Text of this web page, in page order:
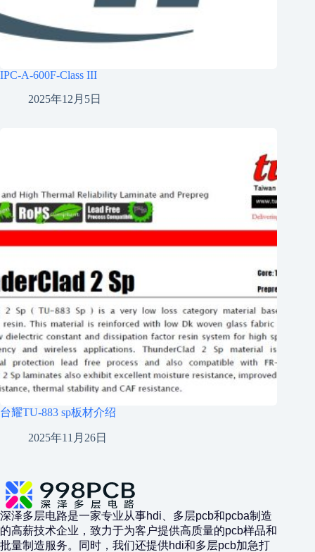
IPC-A-600F-Class III
2025年12月5日
台耀TU-883 sp板材介绍
2025年11月26日
深泽多层电路是一家专业从事hdi、多层pcb和pcba制造
的高薪技术企业，致力于为客户提供高质量的pcb样品和
批量制造服务。同时，我们还提供hdi和多层pcb加急打